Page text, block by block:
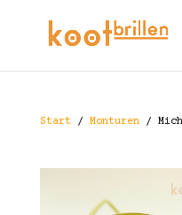
Start/ Monturen/